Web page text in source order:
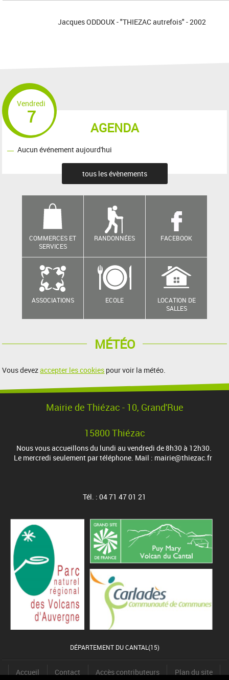
Jacques ODDOUX - "THIEZAC autrefois" - 2002
AGENDA
Vendredi
7
Aucun événement aujourd'hui
tous les évènements
COMMERCES ET
SERVICES
RANDONNÉES FACEBOOK
ASSOCIATIONS ECOLE
LOCATION DE
SALLES
MÉTÉO
Vous devezaccepter les cookies pour voir la météo.
Mairie de Thiézac - 10, Grand'Rue
15800 Thiézac
Nous vous accueillons du lundi au vendredi de 8h30 à 12h30.
Le mercredi seulement par téléphone. Mail : mairie@thiezac.fr
Tél. : 04 71 47 01 21
DÉPARTEMENT DU CANTAL(15)
Accueil Contact Accès contributeurs Plan du site